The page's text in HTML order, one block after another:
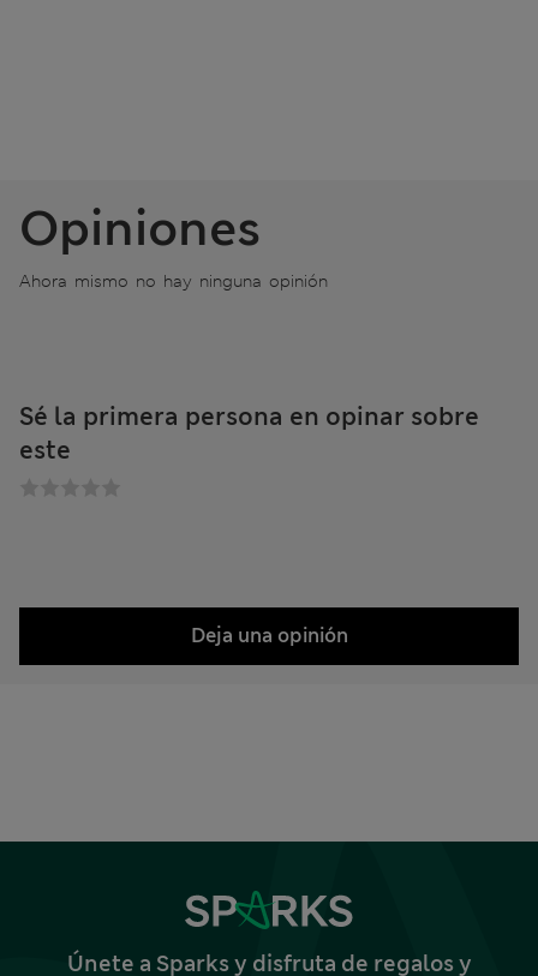
Opiniones
Ahora mismo no hay ninguna opinión
Sé la primera persona en opinar sobre
este
Deja una opinión
Únete a Sparks y disfruta de regalos y